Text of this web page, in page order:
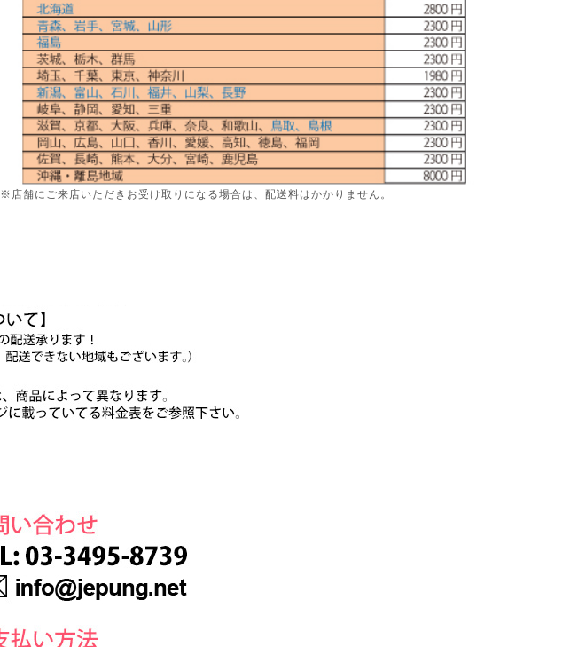
※店舗にご来店いただきお受け取りになる場合は、配送料はかかりません。